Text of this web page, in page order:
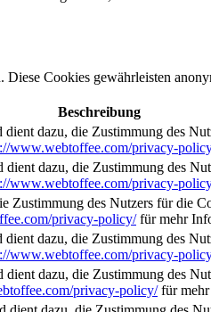
Cookies gewährleisten
Beschreibung
dazu, die Zustimmung des
www.webtoffee.com/privacy-
dazu, die Zustimmung des
www.webtoffee.com/privacy-
des Nutzers für die
privacy-policy/für mehr
dazu, die Zustimmung des
www.webtoffee.com/privacy-
dazu, die Zustimmung des
privacy-policy/für mehr